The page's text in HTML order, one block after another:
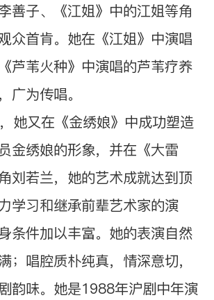
善子、《江姐》中的江姐等角
众首肯。她在《江姐》中演唱
芦苇火种》中演唱的芦苇疗养
广为传唱。
又在《金绣娘》中成功塑造
金绣娘的形象，并在《大雷
刘若兰，她的艺术成就达到顶
学习和继承前辈艺术家的演
条件加以丰富。她的表演自然
；唱腔质朴纯真，情深意切，
韵味。她是1988年沪剧中年演